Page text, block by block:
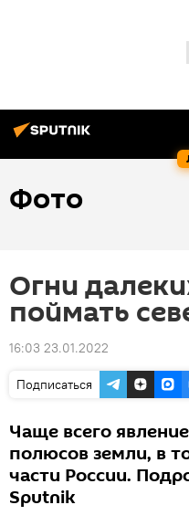
Фото
Огни
поймать
16:03 23.01.2022
Подписаться
Чаще всего
полюсов земли, в
части России.
Sputnik